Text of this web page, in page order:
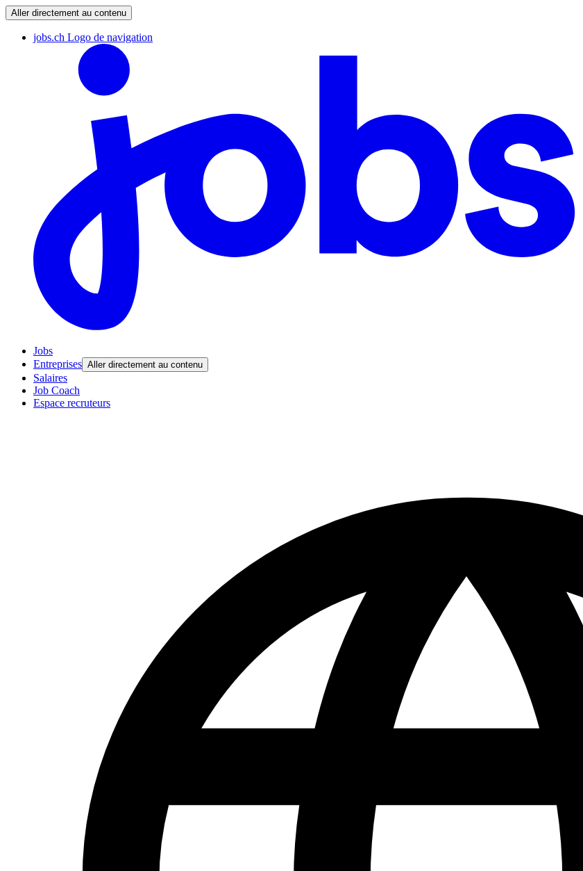
Aller directement au contenu
jobs.ch Logo de navigation
Jobs
Entreprises Aller directement au contenu
Salaires
Job Coach
Espace recruteurs